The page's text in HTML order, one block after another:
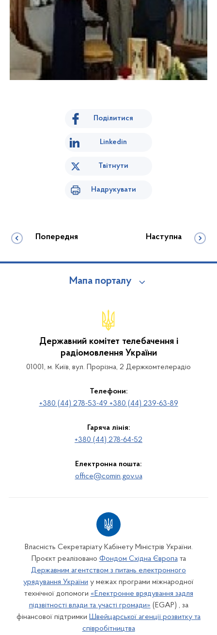
Поділитися
Linkedin
Твітнути
Надрукувати
Попередня Наступна
Мапа порталу
Державний комітет телебачення і
радіомовлення України
01001, м. Київ, вул. Прорізна, 2 Держкомтелерадіо
Телефони:
+380 (44) 278-53-49 +380 (44) 239-63-89
Гаряча лінія:
+380 (44) 278-64-52
Електронна пошта:
office@comin.gov.ua
Власність Секретаріату Кабінету Міністрів України.
Проєкт реалізовано Фондом Східна Європата
Державним агентством з питань електронного
урядування України у межах програми міжнародної
технічної допомоги «Електронне врядування задля
підзвітності влади та участі громади» (EGAP) , за
фінансової підтримки Швейцарської агенції розвитку та
співробітництва